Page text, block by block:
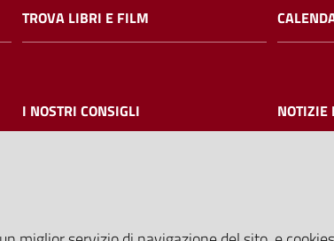
TROVA LIBRI E FILM
I NOSTRI CONSIGLI NOTIZIE